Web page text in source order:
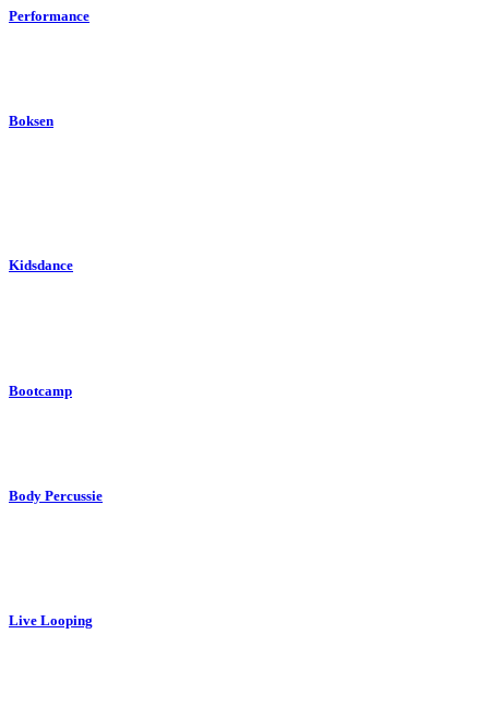
Performance
Boksen
Kidsdance
Bootcamp
Body Percussie
Live Looping